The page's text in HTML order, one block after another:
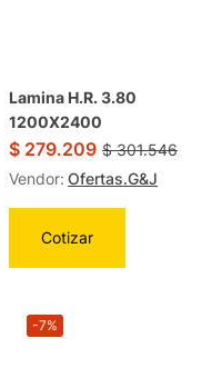
Lamina H.R. 3.80
1200X2400
$ 279.209 $301.546
Vendor: Ofertas.G&J
Cotizar
-7%